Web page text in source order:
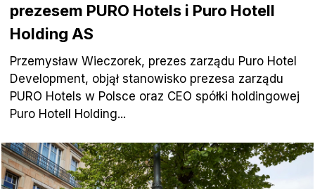
prezesem PURO Hotels i Puro Hotell
Holding AS
Przemysław Wieczorek, prezes zarządu Puro Hotel
Development, objął stanowisko prezesa zarządu
PURO Hotels w Polsce oraz CEO spółki holdingowej
Puro Hotell Holding...